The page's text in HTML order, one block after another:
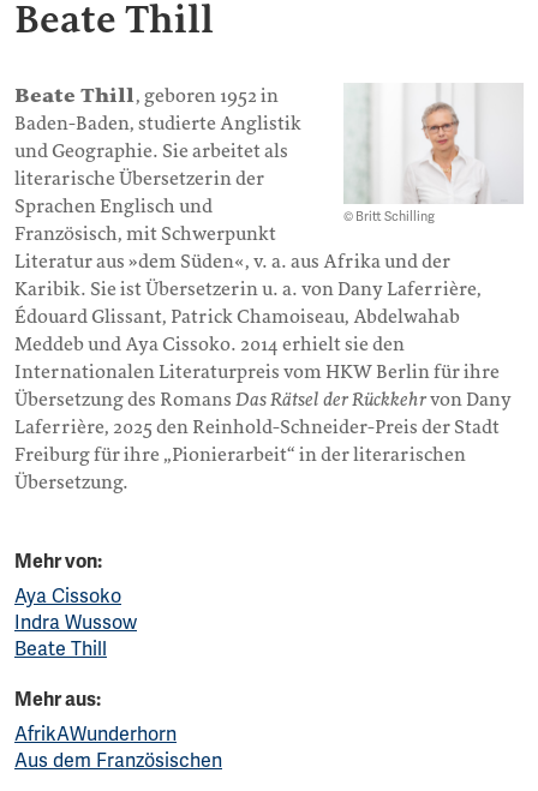
Beate Thill
© Britt Schilling
Beate Thill, geboren 1952 in
Baden-Baden, studierte Anglistik
und Geographie. Sie arbeitet als
literarische Übersetzerin der
Sprachen Englisch und
Französisch, mit Schwerpunkt
Literatur aus »dem Süden«, v. a. aus Afrika und der
Karibik. Sie ist Übersetzerin u. a. von Dany Laferrière,
Édouard Glissant, Patrick Chamoiseau, Abdelwahab
Meddeb und Aya Cissoko. 2014 erhielt sie den
Internationalen Literaturpreis vom HKW Berlin für ihre
Übersetzung des Romans Das Rätsel der Rückkehrvon Dany
Laferrière, 2025 den Reinhold-Schneider-Preis der Stadt
Freiburg für ihre „Pionierarbeit“ in der literarischen
Übersetzung.
Mehr von:
Aya Cissoko
Indra Wussow
Beate Thill
Mehr aus:
AfrikAWunderhorn
Aus dem Französischen